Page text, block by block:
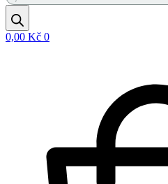
0,00 Kč 0